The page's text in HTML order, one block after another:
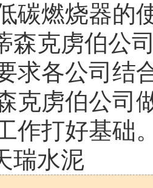
碳燃烧器的
森克虏伯公
求各公司结
克虏伯公司
作打好基础
瑞水泥